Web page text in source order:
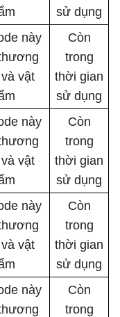
sử dụng
này
vật
Còn
trong
thời gian
sử dụng
này
vật
Còn
trong
thời gian
sử dụng
này
vật
Còn
trong
thời gian
sử dụng
này
Còn
trong